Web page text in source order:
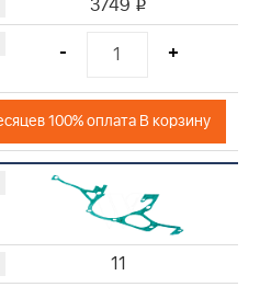
3749 i
- +
100% оплата В корзину
11